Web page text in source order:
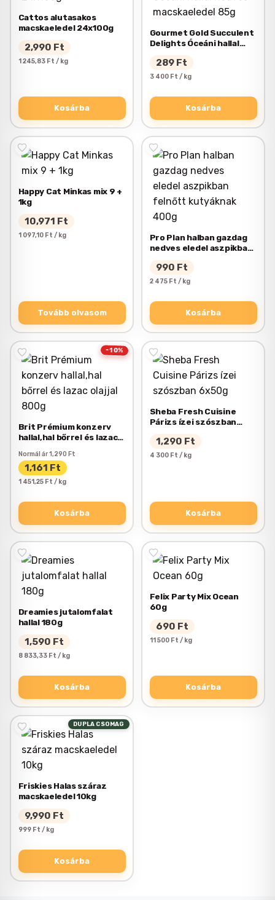
Cattos alutasakos
macskaeledel 24x100g
2,990 Ft
1 245,83 Ft / kg
Kosárba
Gourmet Gold Succulent
Delights Óceáni hallal
nedves macskaeledel
85g
289 Ft
3 400 Ft / kg
Kosárba
Happy Cat Minkas mix 9 +
1kg
10,971 Ft
1 097,10 Ft / kg
Tovább olvasom
Pro Plan halban gazdag
nedves eledel aszpikban
felnőtt kutyáknak 400g
990 Ft
2 475 Ft / kg
Kosárba
-10%
Brit Prémium konzerv
hallal,hal bőrrel és lazac
Normál ár1,290 Ft
1,161 Ft
1 451,25 Ft / kg
Kosárba
Sheba Fresh Cuisine
Párizs ízei szószban
6x50g
1,290 Ft
4 300 Ft / kg
Kosárba
Dreamies jutalomfalat
hallal 180g
1,590 Ft
8 833,33 Ft / kg
Kosárba
Felix Party Mix Ocean
60g
690 Ft
11 500 Ft / kg
Kosárba
DUPLA CSOMAG
Friskies Halas száraz
macskaeledel 10kg
9,990 Ft
999 Ft / kg
Kosárba